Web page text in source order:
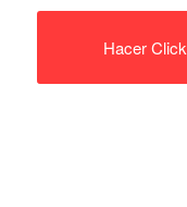
Hacer Click